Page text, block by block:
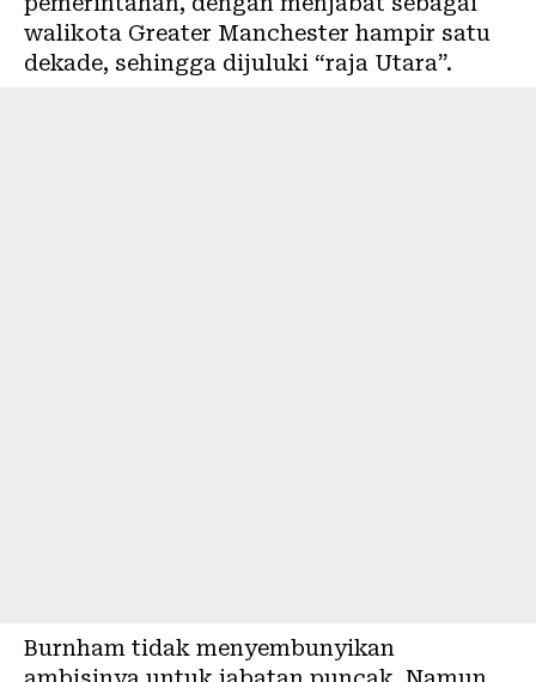
walikota Greater Manchester hampir satu
dekade, sehingga dijuluki “raja Utara”.
Burnham tidak menyembunyikan